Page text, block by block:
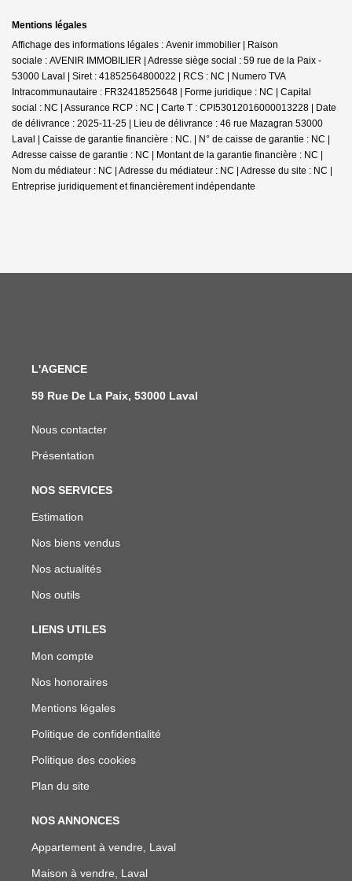
Mentions légales
Affichage des informations légales : Avenir immobilier | Raison
sociale : AVENIR IMMOBILIER | Adresse siège social : 59 rue de la Paix -
53000 Laval | Siret : 41852564800022 | RCS : NC | Numero TVA
Intracommunautaire : FR32418525648 | Forme juridique : NC | Capital
social : NC | Assurance RCP : NC | Carte T : CPI53012016000013228 | Date
de délivrance : 2025-11-25 | Lieu de délivrance : 46 rue Mazagran 53000
Laval | Caisse de garantie financière : NC. | N° de caisse de garantie : NC |
Adresse caisse de garantie : NC | Montant de la garantie financière : NC |
Nom du médiateur : NC | Adresse du médiateur : NC | Adresse du site : NC |
Entreprise juridiquement et financièrement indépendante
L'AGENCE
59 Rue De La Paix, 53000 Laval
Nous contacter
Présentation
NOS SERVICES
Estimation
Nos biens vendus
Nos actualités
Nos outils
LIENS UTILES
Mon compte
Nos honoraires
Mentions légales
Politique de confidentialité
Politique des cookies
Plan du site
NOS ANNONCES
Appartement à vendre, Laval
Maison à vendre, Laval